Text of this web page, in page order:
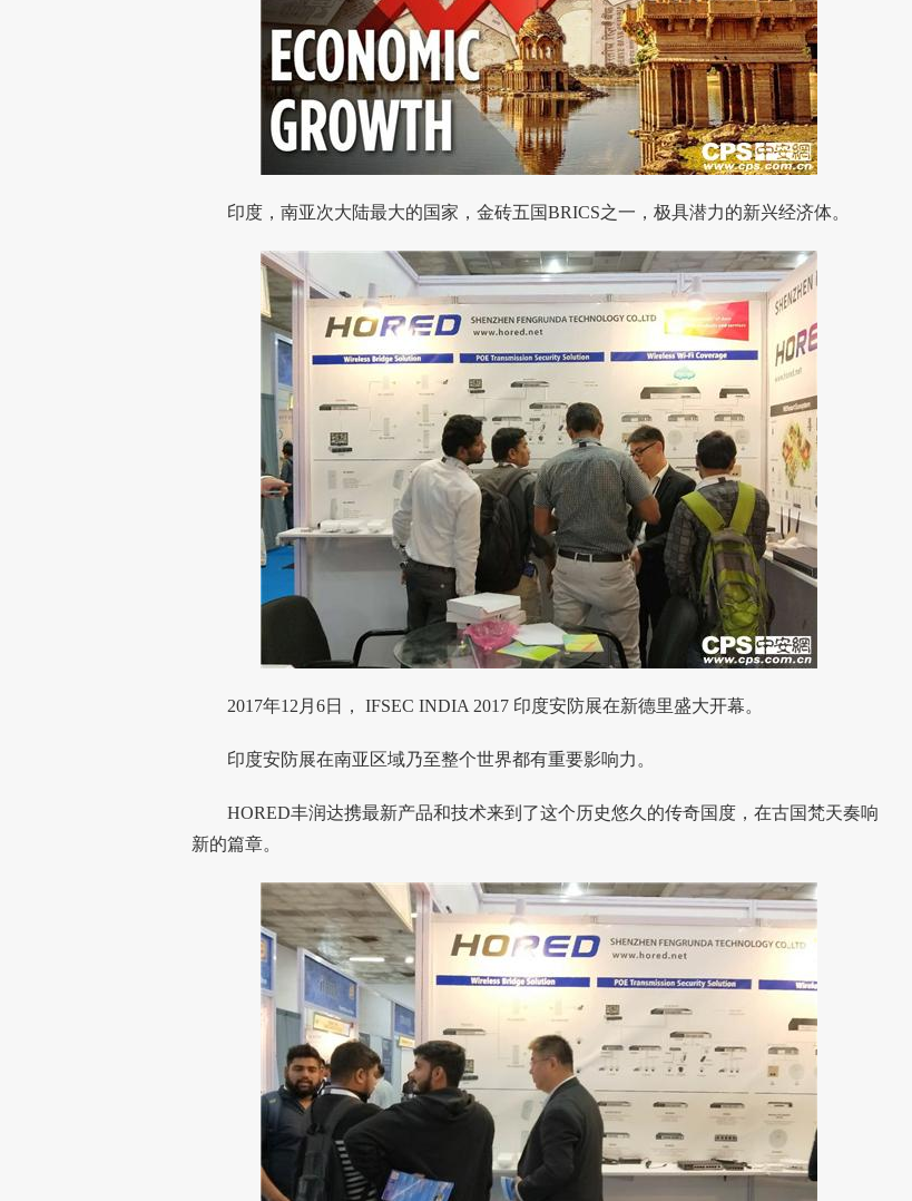
印度，南亚次大陆最大的国家，金砖五国BRICS之一，极具潜力的新兴经济体。
2017年12月6日， IFSEC INDIA 2017 印度安防展在新德里盛大开幕。
印度安防展在南亚区域乃至整个世界都有重要影响力。
HORED丰润达携最新产品和技术来到了这个历史悠久的传奇国度，在古国梵天奏响
新的篇章。